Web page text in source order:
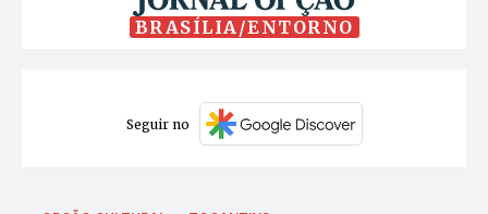
BRASÍLIA/ENTORNO
Seguir no